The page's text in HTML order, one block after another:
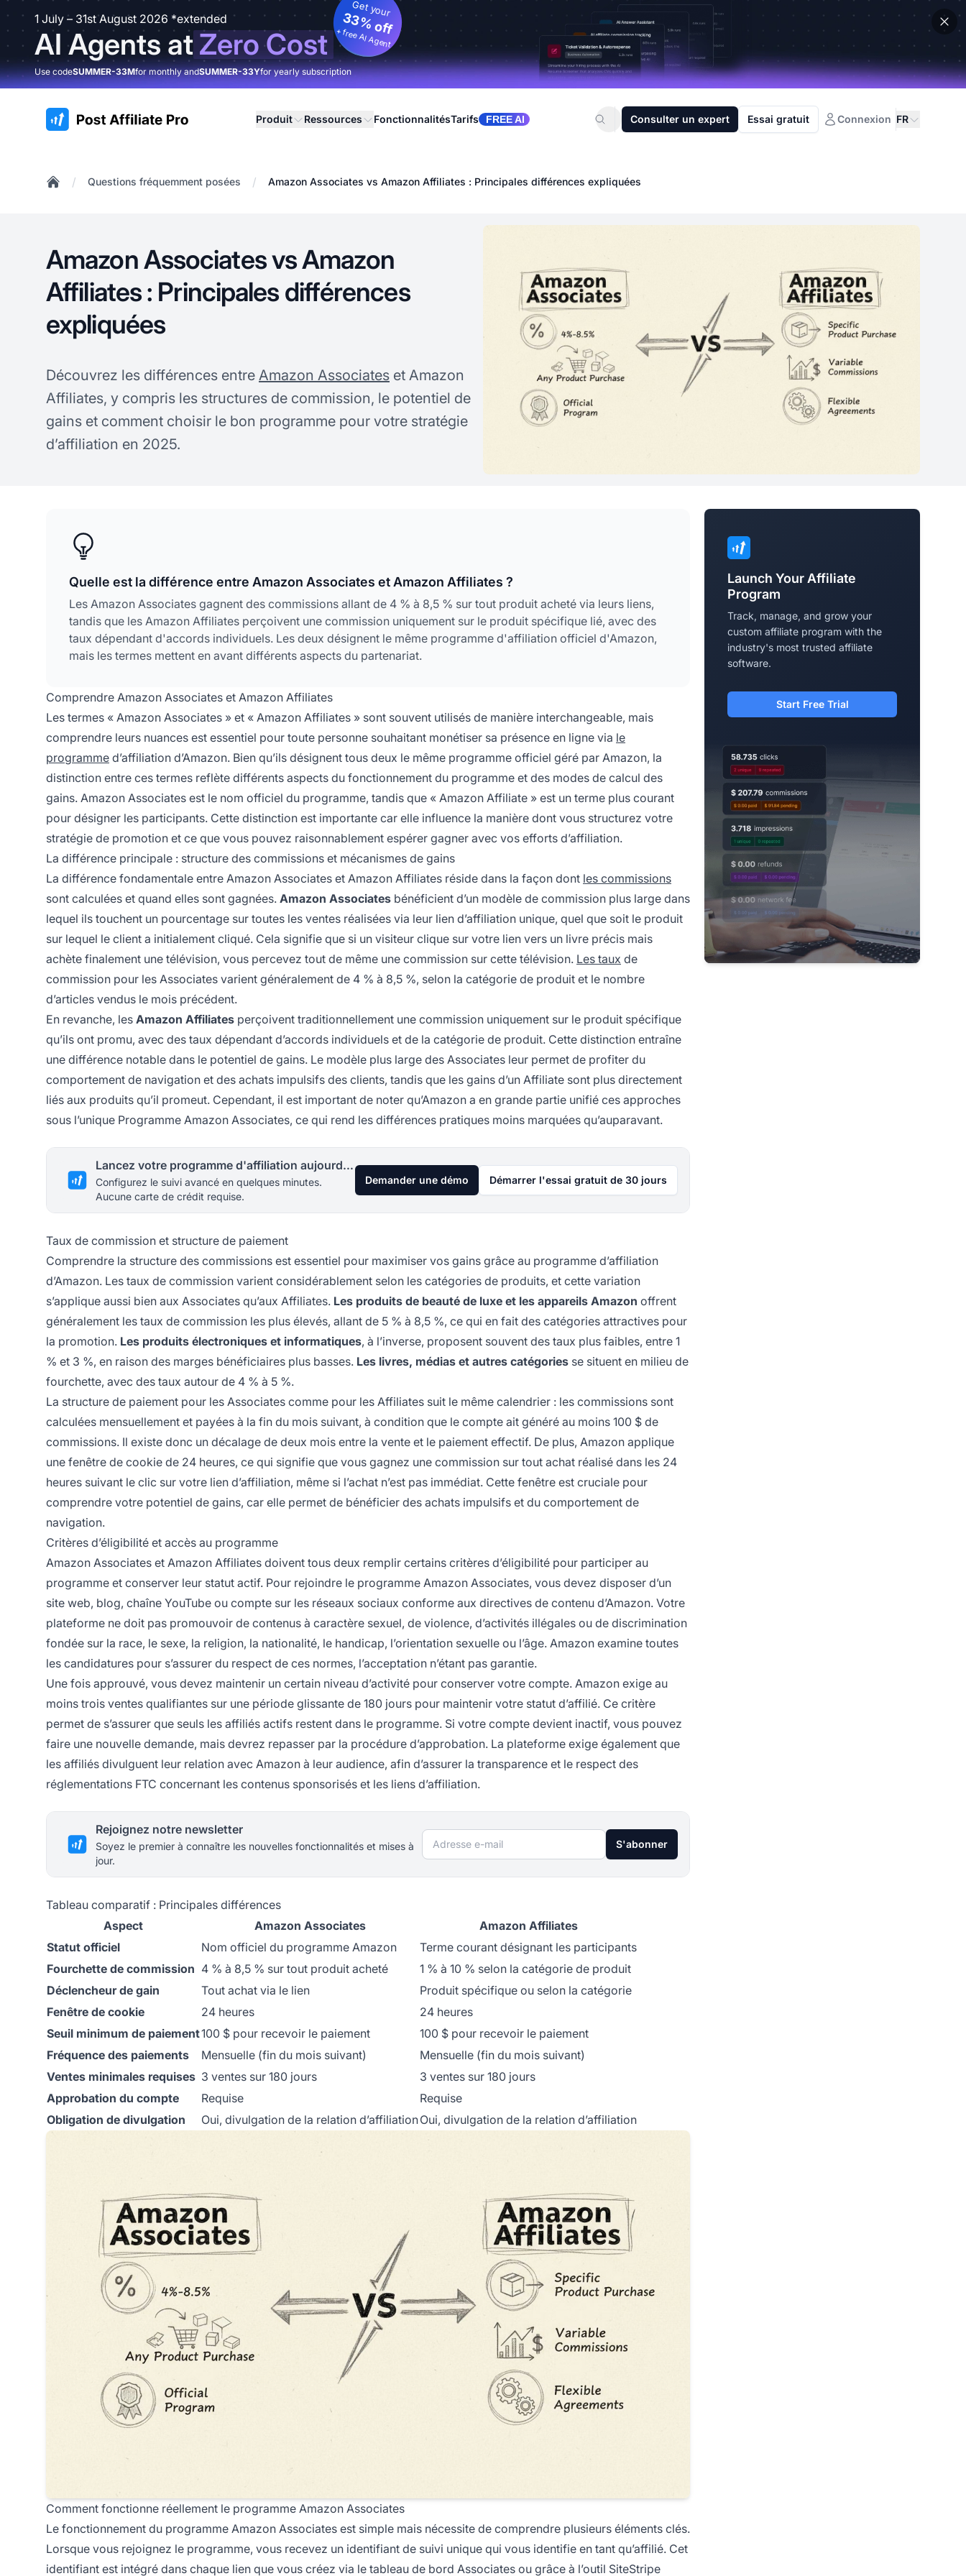
1 July – 31st August 2026 *extended
AI Agents atZero Cost
Get your
33% off
+ free AI Agent
Use codeSUMMER-33Mfor monthly andSUMMER-33Yfor yearly subscription
:site.title Produit Ressources FonctionnalitésTarifs FREE AI Consulter un expert Essai gratuit Connexion FR
/ Questions fréquemment posées / Amazon Associates vs Amazon Affiliates : Principales différences expliquées
Amazon Associates vs Amazon
Affiliates : Principales différences
expliquées
Découvrez les différences entre Amazon Associates et Amazon
Affiliates, y compris les structures de commission, le potentiel de
gains et comment choisir le bon programme pour votre stratégie
d’affiliation en 2025.
Quelle est la différence entre Amazon Associates et Amazon Affiliates ?
Les Amazon Associates gagnent des commissions allant de 4 % à 8,5 % sur tout produit acheté via leurs liens,
tandis que les Amazon Affiliates perçoivent une commission uniquement sur le produit spécifique lié, avec des
taux dépendant d'accords individuels. Les deux désignent le même programme d'affiliation officiel d'Amazon,
mais les termes mettent en avant différents aspects du partenariat.
Comprendre Amazon Associates et Amazon Affiliates
Les termes « Amazon Associates » et « Amazon Affiliates » sont souvent utilisés de manière interchangeable, mais
comprendre leurs nuances est essentiel pour toute personne souhaitant monétiser sa présence en ligne via le
programme d’affiliation d’Amazon. Bien qu’ils désignent tous deux le même programme officiel géré par Amazon, la
distinction entre ces termes reflète différents aspects du fonctionnement du programme et des modes de calcul des
gains. Amazon Associates est le nom officiel du programme, tandis que « Amazon Affiliate » est un terme plus courant
pour désigner les participants. Cette distinction est importante car elle influence la manière dont vous structurez votre
stratégie de promotion et ce que vous pouvez raisonnablement espérer gagner avec vos efforts d’affiliation.
La différence principale : structure des commissions et mécanismes de gains
La différence fondamentale entre Amazon Associates et Amazon Affiliates réside dans la façon dont les commissions
sont calculées et quand elles sont gagnées. Amazon Associates bénéficient d’un modèle de commission plus large dans
lequel ils touchent un pourcentage sur toutes les ventes réalisées via leur lien d’affiliation unique, quel que soit le produit
sur lequel le client a initialement cliqué. Cela signifie que si un visiteur clique sur votre lien vers un livre précis mais
achète finalement une télévision, vous percevez tout de même une commission sur cette télévision. Les taux de
commission pour les Associates varient généralement de 4 % à 8,5 %, selon la catégorie de produit et le nombre
d’articles vendus le mois précédent.
En revanche, les Amazon Affiliates perçoivent traditionnellement une commission uniquement sur le produit spécifique
qu’ils ont promu, avec des taux dépendant d’accords individuels et de la catégorie de produit. Cette distinction entraîne
une différence notable dans le potentiel de gains. Le modèle plus large des Associates leur permet de profiter du
comportement de navigation et des achats impulsifs des clients, tandis que les gains d’un Affiliate sont plus directement
liés aux produits qu’il promeut. Cependant, il est important de noter qu’Amazon a en grande partie unifié ces approches
sous l’unique Programme Amazon Associates, ce qui rend les différences pratiques moins marquées qu’auparavant.
Lancez votre programme d'affiliation aujourd'hui
Configurez le suivi avancé en quelques minutes.
Aucune carte de crédit requise.
Demander une démo Démarrer l'essai gratuit de 30 jours
Taux de commission et structure de paiement
Comprendre la structure des commissions est essentiel pour maximiser vos gains grâce au programme d’affiliation
d’Amazon. Les taux de commission varient considérablement selon les catégories de produits, et cette variation
s’applique aussi bien aux Associates qu’aux Affiliates. Les produits de beauté de luxe et les appareils Amazon offrent
généralement les taux de commission les plus élevés, allant de 5 % à 8,5 %, ce qui en fait des catégories attractives pour
la promotion. Les produits électroniques et informatiques, à l’inverse, proposent souvent des taux plus faibles, entre 1
% et 3 %, en raison des marges bénéficiaires plus basses. Les livres, médias et autres catégories se situent en milieu de
fourchette, avec des taux autour de 4 % à 5 %.
La structure de paiement pour les Associates comme pour les Affiliates suit le même calendrier : les commissions sont
calculées mensuellement et payées à la fin du mois suivant, à condition que le compte ait généré au moins 100 $ de
commissions. Il existe donc un décalage de deux mois entre la vente et le paiement effectif. De plus, Amazon applique
une fenêtre de cookie de 24 heures, ce qui signifie que vous gagnez une commission sur tout achat réalisé dans les 24
heures suivant le clic sur votre lien d’affiliation, même si l’achat n’est pas immédiat. Cette fenêtre est cruciale pour
comprendre votre potentiel de gains, car elle permet de bénéficier des achats impulsifs et du comportement de
navigation.
Critères d’éligibilité et accès au programme
Amazon Associates et Amazon Affiliates doivent tous deux remplir certains critères d’éligibilité pour participer au
programme et conserver leur statut actif. Pour rejoindre le programme Amazon Associates, vous devez disposer d’un
site web, blog, chaîne YouTube ou compte sur les réseaux sociaux conforme aux directives de contenu d’Amazon. Votre
plateforme ne doit pas promouvoir de contenus à caractère sexuel, de violence, d’activités illégales ou de discrimination
fondée sur la race, le sexe, la religion, la nationalité, le handicap, l’orientation sexuelle ou l’âge. Amazon examine toutes
les candidatures pour s’assurer du respect de ces normes, l’acceptation n’étant pas garantie.
Une fois approuvé, vous devez maintenir un certain niveau d’activité pour conserver votre compte. Amazon exige au
moins trois ventes qualifiantes sur une période glissante de 180 jours pour maintenir votre statut d’affilié. Ce critère
permet de s’assurer que seuls les affiliés actifs restent dans le programme. Si votre compte devient inactif, vous pouvez
faire une nouvelle demande, mais devrez repasser par la procédure d’approbation. La plateforme exige également que
les affiliés divulguent leur relation avec Amazon à leur audience, afin d’assurer la transparence et le respect des
réglementations FTC concernant les contenus sponsorisés et les liens d’affiliation.
Rejoignez notre newsletter
Soyez le premier à connaître les nouvelles fonctionnalités et mises à
jour.
Adresse e-mail S'abonner
Tableau comparatif : Principales différences
Aspect
Amazon Associates
Amazon Affiliates
Statut officiel
Nom officiel du programme Amazon
Terme courant désignant les participants
Fourchette de commission 4 % à 8,5 % sur tout produit acheté
1 % à 10 % selon la catégorie de produit
Déclencheur de gain
Tout achat via le lien
Produit spécifique ou selon la catégorie
Fenêtre de cookie
24 heures
24 heures
Seuil minimum de paiement100 $ pour recevoir le paiement
100 $ pour recevoir le paiement
Fréquence des paiements
Mensuelle (fin du mois suivant)
Mensuelle (fin du mois suivant)
Ventes minimales requises 3 ventes sur 180 jours
3 ventes sur 180 jours
Approbation du compte
Requise
Requise
Obligation de divulgation
Oui, divulgation de la relation d’affiliationOui, divulgation de la relation d’affiliation
Comment fonctionne réellement le programme Amazon Associates
Le fonctionnement du programme Amazon Associates est simple mais nécessite de comprendre plusieurs éléments clés.
Lorsque vous rejoignez le programme, vous recevez un identifiant de suivi unique qui vous identifie en tant qu’affilié. Cet
identifiant est intégré dans chaque lien que vous créez via le tableau de bord Associates ou grâce à l’outil SiteStripe
Launch Your Affiliate
Program
Track, manage, and grow your
custom affiliate program with the
industry's most trusted affiliate
software.
Start Free Trial